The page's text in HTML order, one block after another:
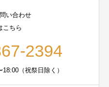
い合わせ
こちら
2394
（祝祭日除く）